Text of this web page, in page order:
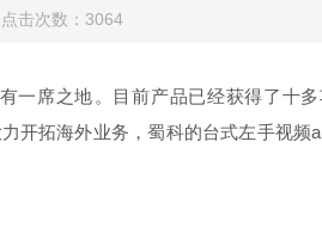
击次数：3064
席之地。目前产品已经获得了
海外业务，蜀科的台式左手视频